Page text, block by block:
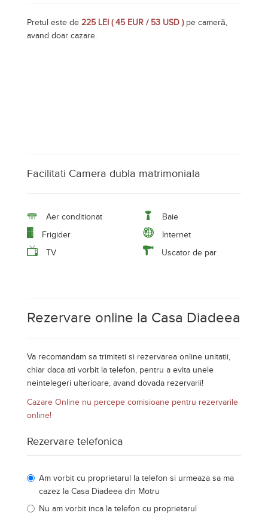
Pretul este de 225 LEI ( 45 EUR / 53 USD )pe cameră,
avand doar cazare.
Facilitati Camera dubla matrimoniala
Aer conditionat
Baie
Frigider
Internet
TV
Uscator de par
Rezervare online la Casa Diadeea
Va recomandam sa trimiteti si rezervarea online unitatii,
chiar daca ati vorbit la telefon, pentru a evita unele
neintelegeri ulterioare, avand dovada rezervarii!
Cazare Online nu percepe comisioane pentru rezervarile
online!
Rezervare telefonica
Am vorbit cu proprietarul la telefon si urmeaza sa ma
cazez la Casa Diadeea din Motru
Nu am vorbit inca la telefon cu proprietarul